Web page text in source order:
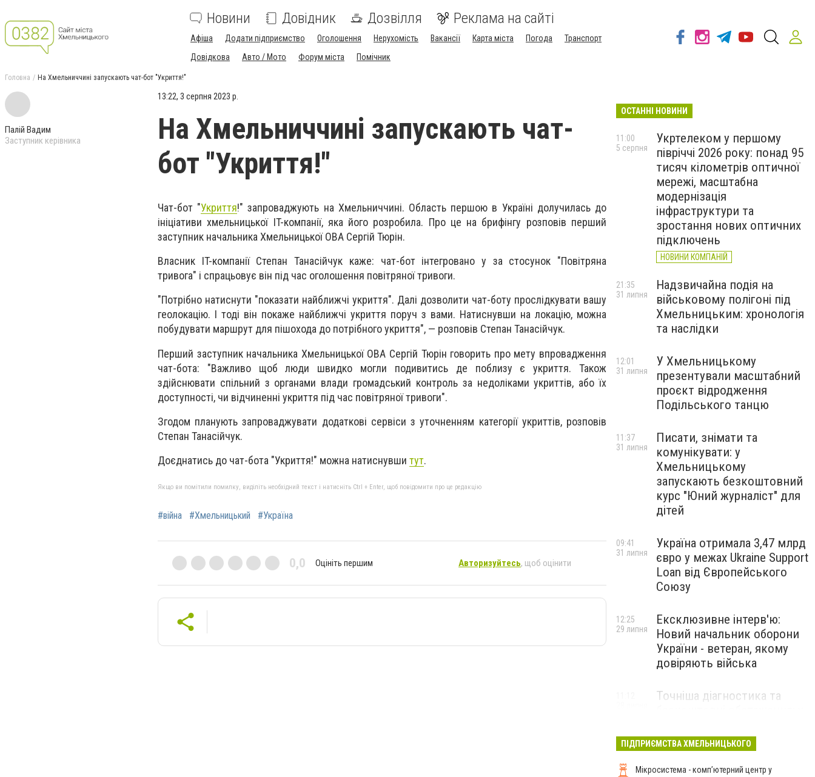
Новини Довідник Дозвілля Реклама на сайті
Афіша Додати підприємство Оголошення Нерухомість Вакансії Карта міста Погода
Транспорт
Довідкова
Авто / Мото Форум міста Помічник
Головна На Хмельниччині запускають чат-бот "Укриття!"
Палій Вадим
Заступник керівника
13:22, 3 серпня 2023 р.
На Хмельниччині запускають чат-
бот "Укриття!"
Чат-бот "Укриття!" запроваджують на Хмельниччині. Область першою в Україні долучилась до
ініціативи хмельницької IT-компанії, яка його розробила. Про це на брифінгу розповів перший
заступник начальника Хмельницької ОВА Сергій Тюрін.
Власник IT-компанії Степан Танасійчук каже: чат-бот інтегровано у за стосунок "Повітряна
тривога" і спрацьовує він під час оголошення повітряної тривоги.
"Потрібно натиснути "показати найближчі укриття". Далі дозволити чат-боту прослідкувати вашу
геолокацію. І тоді він покаже найближчі укриття поруч з вами. Натиснувши на локацію, можна
побудувати маршрут для пішохода до потрібного укриття", — розповів Степан Танасійчук.
Перший заступник начальника Хмельницької ОВА Сергій Тюрін говорить про мету впровадження
чат-бота: "Важливо щоб люди швидко могли подивитись де поблизу є укриття. Також
здійснювати спільний з органами влади громадський контроль за недоліками укриттів, або їх
доступності, чи відчиненні укриття під час повітряної тривоги".
Згодом планують запроваджувати додаткові сервіси з уточненням категорії укриттів, розповів
Степан Танасійчук.
Доєднатись до чат-бота "Укриття!" можна натиснувши тут.
Якщо ви помітили помилку, виділіть необхідний текст і натисніть Ctrl + Enter, щоб повідомити про це редакцію
#війна #Хмельницький #Україна
0,0 Оцініть першим Авторизуйтесь, щоб оцінити
ОСТАННІ НОВИНИ
Укртелеком у першому
півріччі 2026 року: понад 95
тисяч кілометрів оптичної
мережі, масштабна
модернізація
інфраструктури та
зростання нових оптичних
підключень
НОВИНИ КОМПАНІЙ
11:00
5 серпня
Надзвичайна подія на
військовому полігоні під
Хмельницьким: хронологія
та наслідки
21:35
31 липня
У Хмельницькому
презентували масштабний
проєкт відродження
Подільського танцю
12:01
31 липня
Писати, знімати та
комунікувати: у
Хмельницькому
запускають безкоштовний
курс "Юний журналіст" для
дітей
11:37
31 липня
Україна отримала 3,47 млрд
євро у межах Ukraine Support
Loan від Європейського
Союзу
09:41
31 липня
Ексклюзивне інтерв'ю:
Новий начальник оборони
України - ветеран, якому
довіряють війська
12:25
29 липня
Точніша діагностика та
протипухлинному центрі
запрацював новий
томограф
ПІДПРИЄМСТВА ХМЕЛЬНИЦЬКОГО
Мікросистема - комп’ютерний центр у